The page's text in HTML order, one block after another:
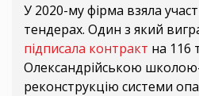
У 2020-му фірма взяла
тендерах. Один з який
підписала контракт на 116
Олександрійською
реконструкцію системи